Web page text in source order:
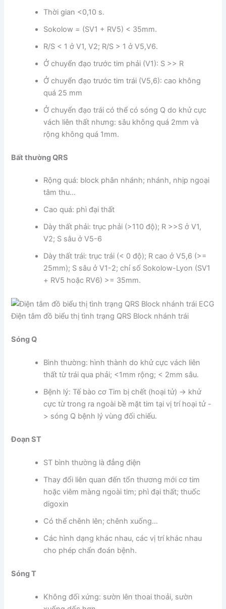
Thời gian <0,10 s.
Sokolow = (SV1 + RV5) < 35mm.
R/S < 1 ở V1, V2; R/S > 1 ở V5,V6.
Ở chuyển đạo trước tim phải (V1): S >> R
Ở chuyển đạo trước tim trái (V5,6): cao không
quá 25 mm
Ở chuyển đạo trái có thể có sóng Q do khử cực
vách liên thất nhưng: sâu không quá 2mm và
rộng không quá 1mm.
Bất thường QRS
Rộng quá: block phân nhánh; nhánh, nhịp ngoại
tâm thu…
Cao quá: phì đại thất
Dày thất phải: trục phải (>110 độ); R >>S ở V1,
V2; S sâu ở V5-6
Dày thất trái: trục trái (< 0 độ); R cao ở V5,6 (>=
25mm); S sâu ở V1-2; chỉ số Sokolow-Lyon (SV1
+ RV5 hoặc RV6) >= 35mm.
Điện tâm đồ biểu thị tình trạng QRS Block nhánh trái
Sóng Q
Bình thường: hình thành do khử cực vách liên
thất từ trái qua phải; <1mm rộng; < 2mm sâu.
Bệnh lý: Tế bào cơ Tim bị chết (hoại tử) -> khử
cực từ trong ra ngoài bề mặt tim tại vị trí hoại tử -
> sóng Q bệnh lý vùng đối chiếu.
Đoạn ST
ST bình thường là đẳng điện
Thay đổi liên quan đến tổn thương mới cơ tim
hoặc viêm màng ngoài tim; phì đại thất; thuốc
digoxin
Có thể chênh lên; chênh xuống…
Các hình dạng khác nhau, các vị trí khác nhau
cho phép chẩn đoán bệnh.
Sóng T
Không đối xứng: sườn lên thoai thoải, sườn